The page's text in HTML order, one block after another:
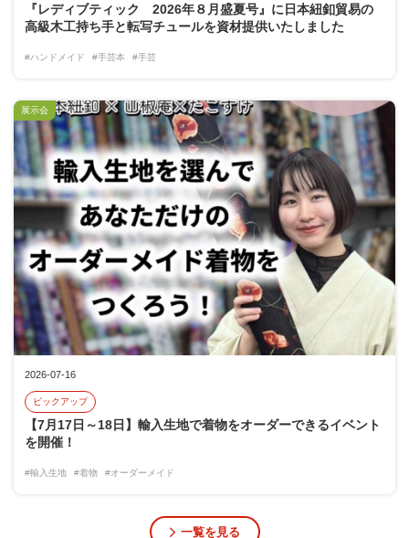
『レディブティック 2026年８月盛夏号』に日本紐釦貿易の
高級木工持ち手と転写チュールを資材提供いたしました
#ハンドメイド #手芸本 #手芸
2026-07-16
ピックアップ
【7月17日～18日】輸入生地で着物をオーダーできるイベント
を開催！
#輸入生地 #着物 #オーダーメイド
展示会
一覧を見る